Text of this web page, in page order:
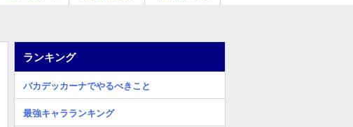
ランキング
バカデッカーナでやるべきこと
最強キャラランキング